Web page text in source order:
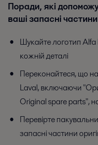
Поради, які
ваші запасні
Шукайте логотип Alfa
кожній деталі
Переконайтеся, що
Laval, включаючи
Original spare parts",
Перевірте
запасні частини